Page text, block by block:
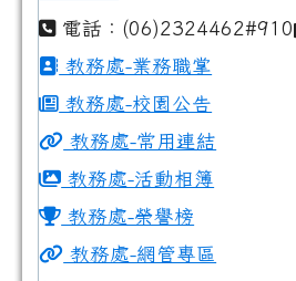
電話：(06)2324462#910
教務處-業務職掌
教務處-校園公告
教務處-常用連結
教務處-活動相簿
教務處-榮譽榜
教務處-網管專區